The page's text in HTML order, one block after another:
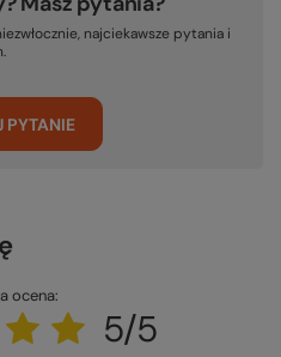
najciekawsze pytania i
PYTANIE
ocena:
5/5